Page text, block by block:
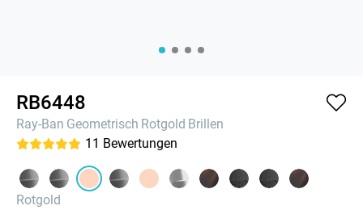
RB6448
Ray-Ban Geometrisch Rotgold Brillen
11 Bewertungen
Rotgold